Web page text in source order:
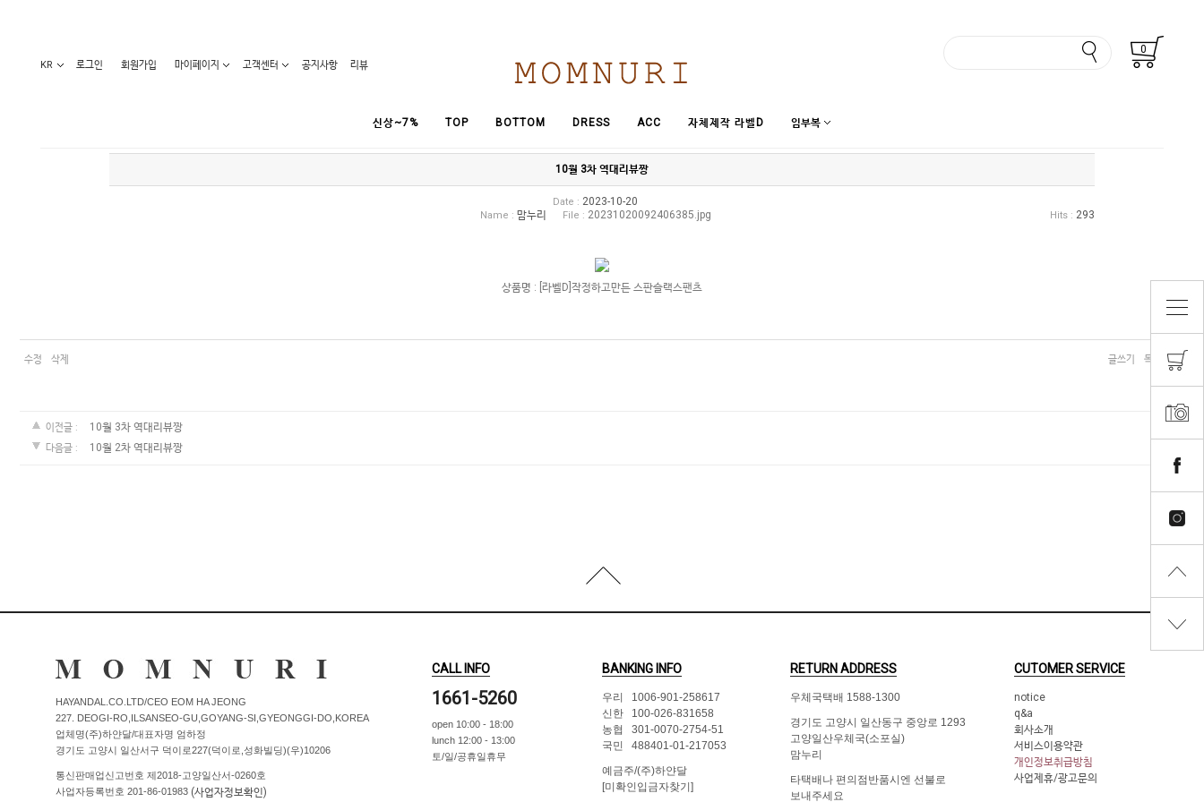
0
KR 로그인 회원가입 마이페이지 고객센터 공지사항 리뷰
신상~7% TOP BOTTOM DRESS ACC 자체제작 라벨D 임부복
임산부화장품
임산부하의
수영복
커뮤니티
고객센터 1661-5260
공지사항
자주묻는질문
미확인입금자보기
이용안내
10월 3차 역대리뷰짱
Date : 2023-10-20
Name : 맘누리 File : 20231020092406385.jpg Hits : 293
상품명 : [라벨D]작정하고만든 스판슬랙스팬츠
수정 삭제 글쓰기 목록보기
이전글 : 10월 3차 역대리뷰짱
다음글 : 10월 2차 역대리뷰짱
HAYANDAL.CO.LTD/CEO EOM HA JEONG
227. DEOGI-RO,ILSANSEO-GU,GOYANG-SI,GYEONGGI-DO,KOREA
업체명(주)하얀달/대표자명 엄하정
경기도 고양시 일산서구 덕이로227(덕이로,성화빌딩)(우)10206
통신판매업신고번호 제2018-고양일산서-0260호
사업자등록번호 201-86-01983 (사업자정보확인)
CALL INFO
1661-5260
open 10:00 - 18:00
lunch 12:00 - 13:00
토/일/공휴일휴무
BANKING INFO
우리 1006-901-258617
신한 100-026-831658
농협 301-0070-2754-51
국민 488401-01-217053
예금주/(주)하얀달
[미확인입금자찾기]
RETURN ADDRESS
우체국택배 1588-1300
경기도 고양시 일산동구 중앙로 1293
고양일산우체국(소포실)
맘누리
타택배나 편의점반품시엔 선불로
보내주세요
CUTOMER SERVICE
notice
q&a
회사소개
서비스이용약관
개인정보취급방침
사업제휴/광고문의